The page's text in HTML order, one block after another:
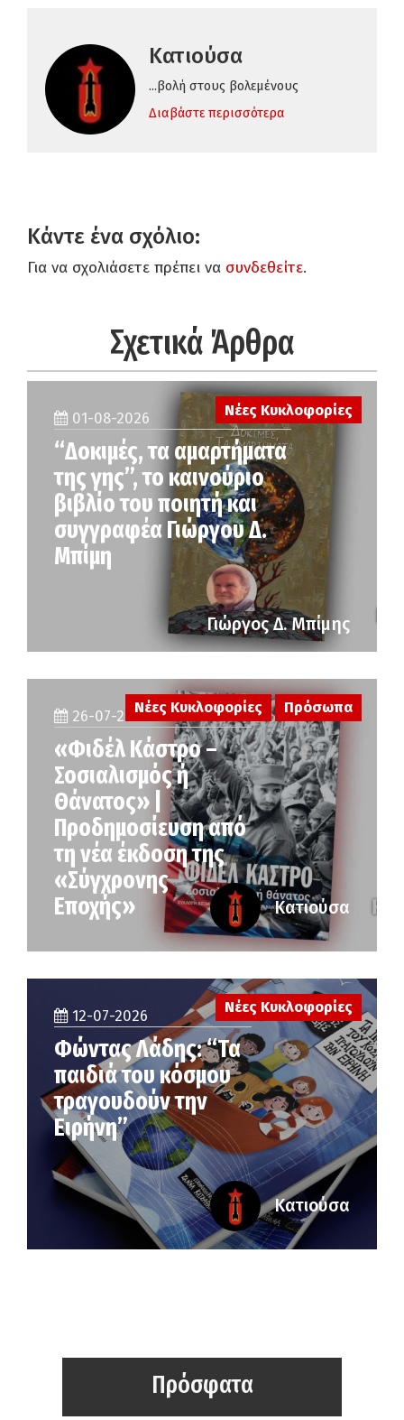
Κατιούσα
...βολή στους βολεμένους
Διαβάστε περισσότερα
Κάντε ένα σχόλιο:
Για να σχολιάσετε πρέπει να συνδεθείτε.
Σχετικά Άρθρα
Νέες Κυκλοφορίες
01-08-2026
“Δοκιμές, τα αμαρτήματα
της γης”, το καινούριο
βιβλίο του ποιητή και
συγγραφέα Γιώργου Δ.
Μπίμη
Γιώργος Δ. Μπίμης
26-07-2026
«Φιδέλ Κάστρο –
Σοσιαλισμός ή
Θάνατος» |
Προδημοσίευση από
τη νέα έκδοση της
«Σύγχρονης
Εποχής»
Νέες Κυκλοφορίες Πρόσωπα
Κατιούσα
12-07-2026
Φώντας Λάδης: “Τα
παιδιά του κόσμου
τραγουδούν την
Ειρήνη”
Νέες Κυκλοφορίες
Κατιούσα
Πρόσφατα